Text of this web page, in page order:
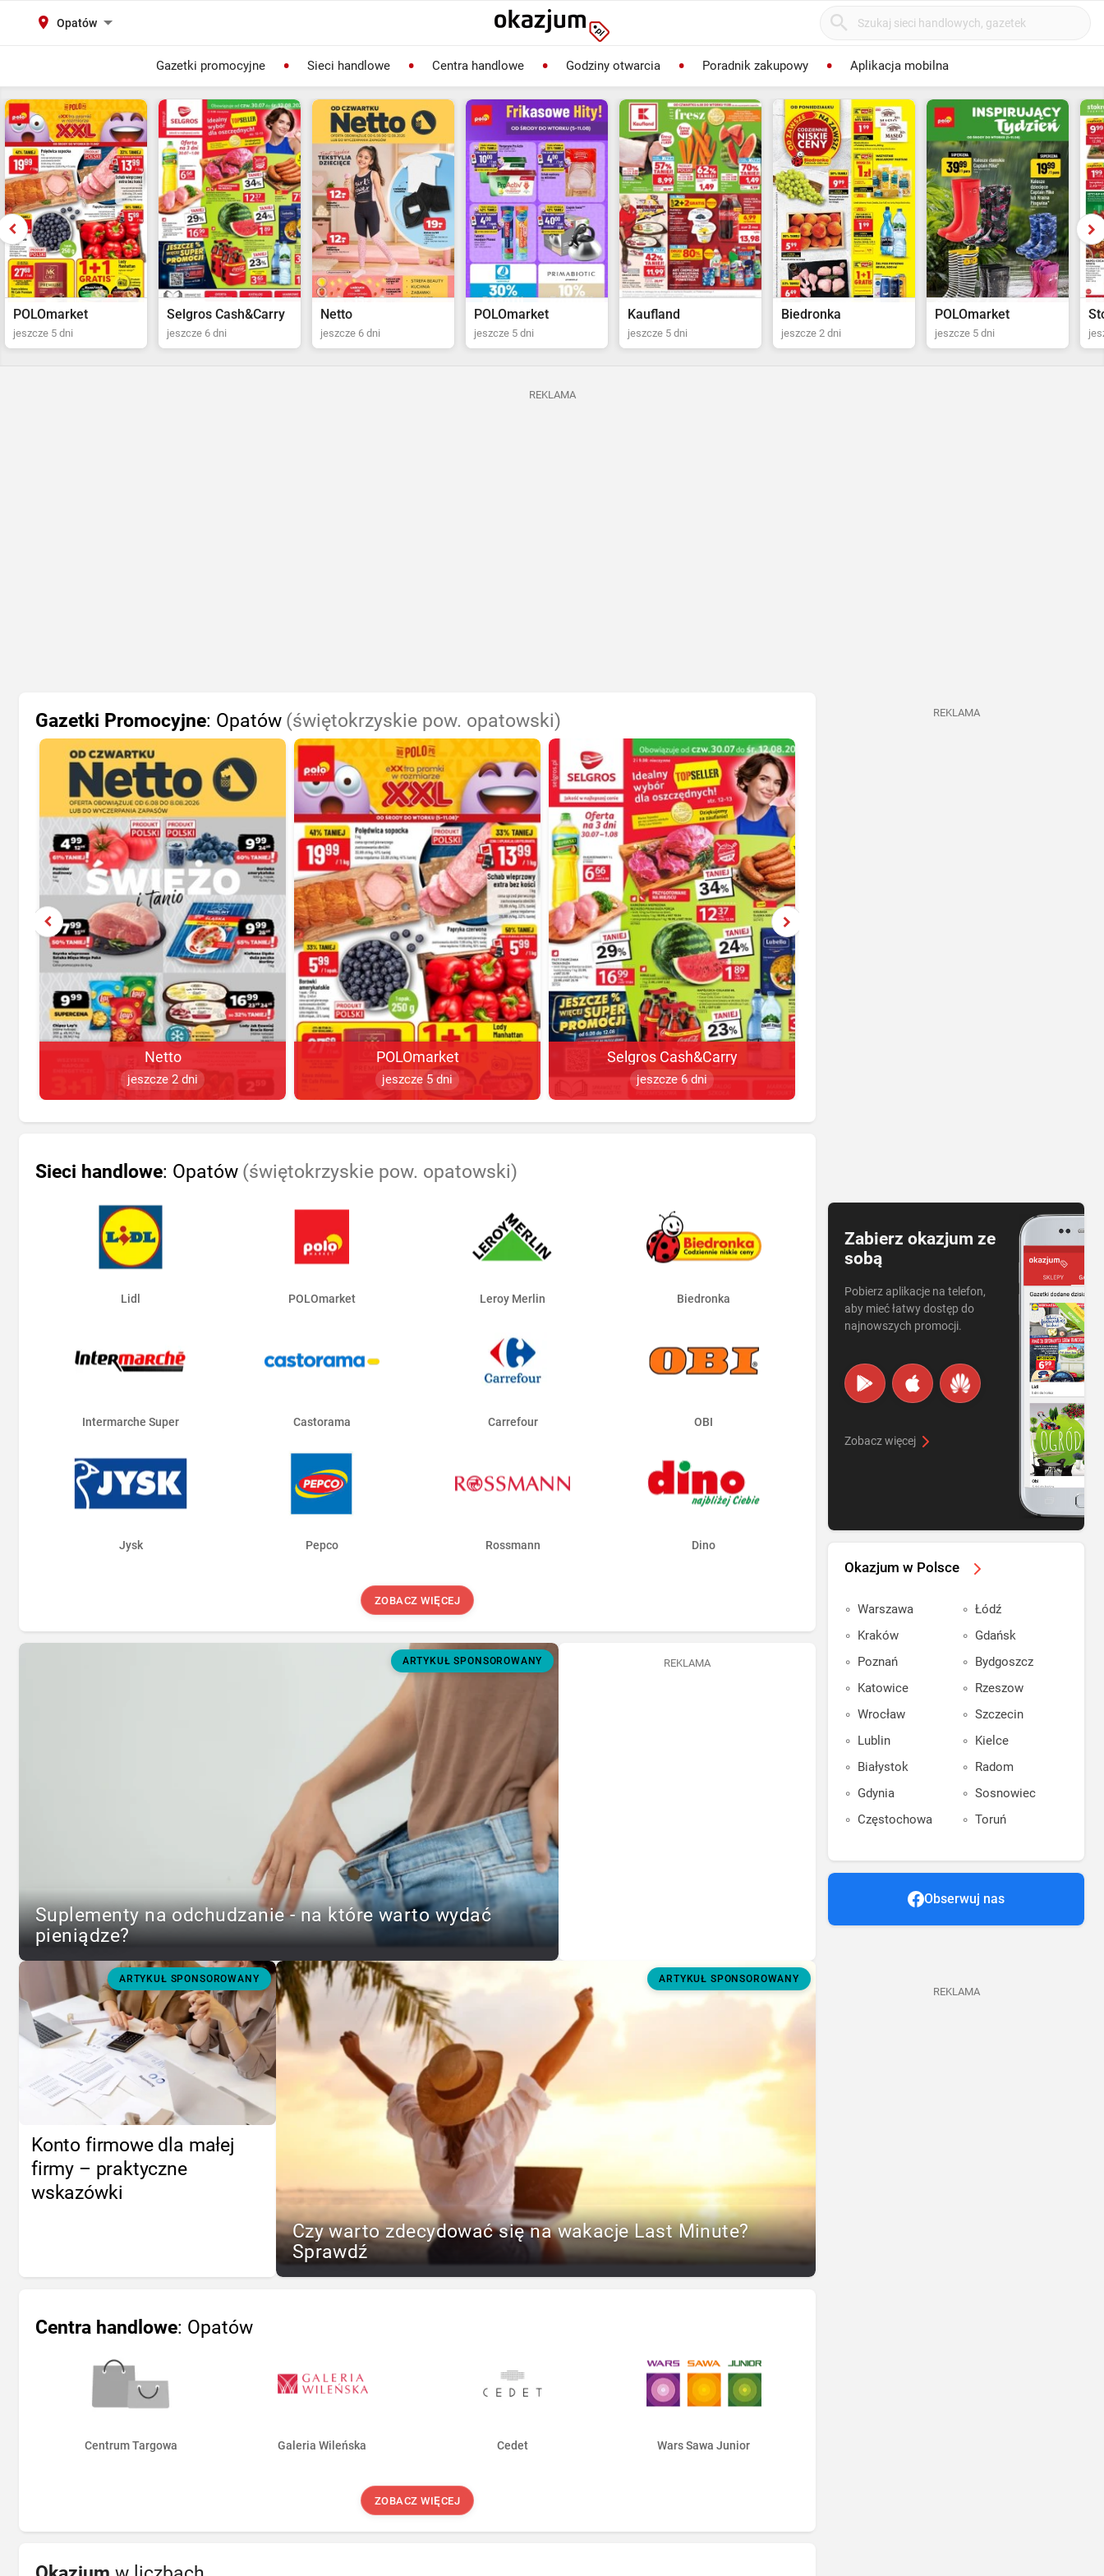
Opatów
Gazetki promocyjne Sieci handlowe Centra handlowe Godziny otwarcia Poradnik zakupowy Aplikacja mobilna
Selgros Cash&Carry
jeszcze 6 dni
Netto
jeszcze 6 dni
POLOmarket
jeszcze 5 dni
Kaufland
jeszcze 5 dni
Biedronka
jeszcze 2 dni
POLOmarket
jeszcze 5 dni jeszcze 6 dni
REKLAMA
Gazetki Promocyjne: Opatów (świętokrzyskie pow. opatowski)
Netto
jeszcze 2 dni
POLOmarket
jeszcze 5 dni
Selgros Cash&Carry
jeszcze 6 dni
Sieci handlowe: Opatów (świętokrzyskie pow. opatowski)
Lidl POLOmarket Leroy Merlin Biedronka
Intermarche Super Castorama Carrefour OBI
Jysk Pepco Rossmann Dino
ZOBACZ WIĘCEJ
ARTYKUŁ SPONSOROWANY
Suplementy na odchudzanie - na które warto wydać
pieniądze?
REKLAMA
ARTYKUŁ SPONSOROWANY
Konto firmowe dla małej
firmy – praktyczne
wskazówki
ARTYKUŁ SPONSOROWANY
Czy warto zdecydować się na wakacje Last Minute?
Sprawdź
Centra handlowe: Opatów
Centrum Targowa Galeria Wileńska Cedet Wars Sawa Junior
ZOBACZ WIĘCEJ
REKLAMA
Zabierz okazjum ze
sobą
Pobierz aplikacje na telefon,
aby mieć łatwy dostęp do
najnowszych promocji.
Zobacz więcej
Okazjum w Polsce
Warszawa
Kraków
Poznań
Katowice
Wrocław
Lublin
Białystok
Gdynia
Częstochowa
Łódź
Gdańsk
Bydgoszcz
Rzeszow
Szczecin
Kielce
Radom
Sosnowiec
Toruń
Obserwuj nas
REKLAMA